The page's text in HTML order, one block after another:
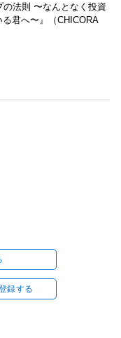
の法則 〜なんとなく投資
君へ〜』（CHICORA
録する